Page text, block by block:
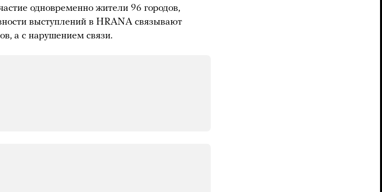
одновременно жители 96 городов,
выступлений в HRANA связывают
а с нарушением связи.